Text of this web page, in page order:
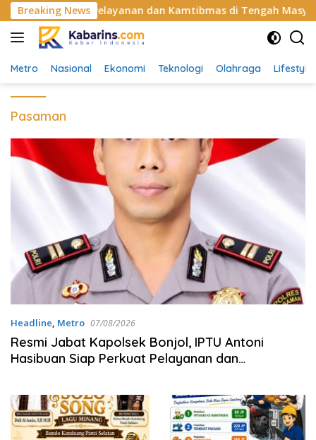
Langsung
ke
konten
Breaking News
Perkuat Pelayanan dan Kamtibmas di Tengah Masyarakat
Metro Nasional Ekonomi Teknologi Olahraga Lifestyle
Pasaman
Headline, Metro 07/08/2026
Resmi Jabat Kapolsek Bonjol, IPTU Antoni
Hasibuan Siap Perkuat Pelayanan dan